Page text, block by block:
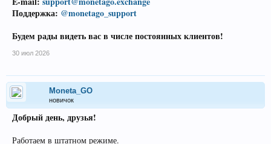
Поддержка: @monetago_support
Будем рады видеть вас в числе постоянных клиентов!
30 июл 2026
Moneta_GO
новичок
Добрый день, друзья!
Работаем в штатном режиме.